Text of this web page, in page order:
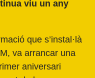
viu un any
que s’instal·là
va arrancar una
aniversari